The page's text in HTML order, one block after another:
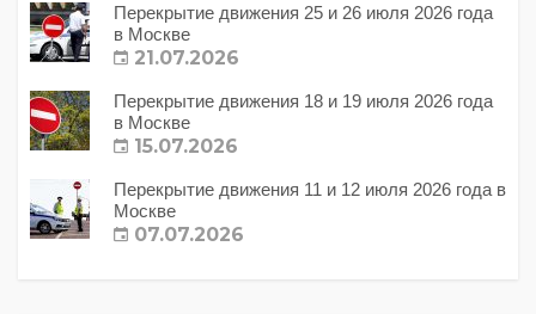
Перекрытие движения 25 и 26 июля 2026 года
в Москве
21.07.2026
Перекрытие движения 18 и 19 июля 2026 года
в Москве
15.07.2026
Перекрытие движения 11 и 12 июля 2026 года в
Москве
07.07.2026